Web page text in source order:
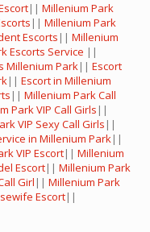
|| Millenium Park
|| Millenium Park
Escorts || Millenium
Escorts Service ||
Millenium Park|| Escort
|| Escort in Millenium
|| Millenium Park Call
Park VIP Call Girls ||
VIP Sexy Call Girls ||
in Millenium Park||
VIP Escort|| Millenium
Escort|| Millenium Park
Girl || Millenium Park
Escort||